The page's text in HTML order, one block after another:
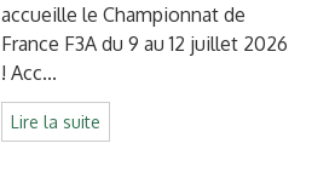
accueille le Championnat de
France F3A du 9 au 12 juillet 2026
! Acc...
Lire la suite